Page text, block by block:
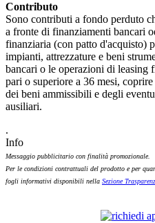
Contributo
Sono contributi a fondo perduto
a fronte di finanziamenti bancari
finanziaria (con patto d'acquisto)
impianti, attrezzature e beni
bancari o le operazioni di leasing
pari o superiore a 36 mesi,
dei beni ammissibili e degli
ausiliari.
.
Info
Messaggio pubblicitario con finalità promozionale.
Per le condizioni contrattuali del prodotto e per
fogli informativi disponibili nella Sezione